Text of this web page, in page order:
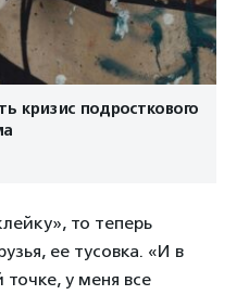
кризис подросткового
то теперь
ее тусовка. «И в
точке, у меня все